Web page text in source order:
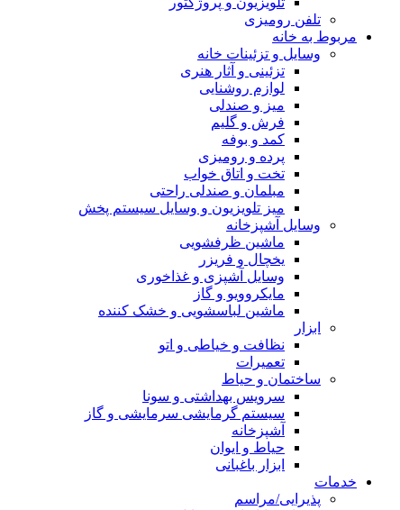
تلفن رومیزی
مربوط به خانه
وسایل و تزئینات خانه
تزئینی و آثار هنری
لوازم روشنایی
میز و صندلی
فرش و گلیم
کمد و بوفه
پرده و رومیزی
تخت و اتاق خواب
مبلمان و صندلی راحتی
میز تلویزیون و وسایل سیستم پخش
وسایل آشپزخانه
ماشین ظرفشویی
یخچال و فریزر
وسایل آشپزی و غذاخوری
مایکروویو و گاز
ماشین لباسشویی و خشک کننده
ابزار
نظافت و خیاطی و اتو
تعمیرات
ساختمان و حیاط
سرویس بهداشتی و سونا
سیستم گرمایشی سرمایشی و گاز
آشپزخانه
حیاط و ایوان
ابزار باغبانی
خدمات
پذیرایی/مراسم